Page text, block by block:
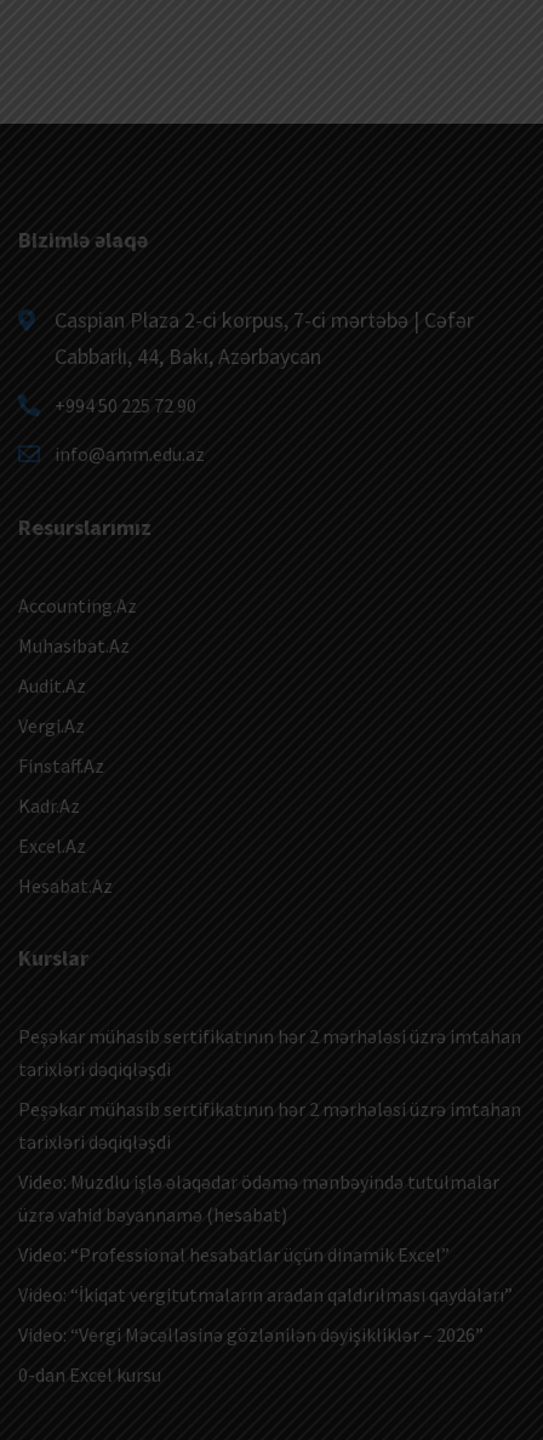
Bizimlə əlaqə
Caspian Plaza 2-ci korpus, 7-ci mərtəbə | Cəfər
Cabbarlı, 44, Bakı, Azərbaycan
+994 50 225 72 90
info@amm.edu.az
Resurslarımız
Accounting.Az
Muhasibat.Az
Audit.Az
Vergi.Az
Finstaff.Az
Kadr.Az
Excel.Az
Hesabat.Az
Kurslar
Peşəkar mühasib sertifikatının hər 2 mərhələsi üzrə imtahan
tarixləri dəqiqləşdi
Peşəkar mühasib sertifikatının hər 2 mərhələsi üzrə imtahan
tarixləri dəqiqləşdi
Video: Muzdlu işlə əlaqədar ödəmə mənbəyində tutulmalar
üzrə vahid bəyannamə (hesabat)
Video: “Professional hesabatlar üçün dinamik Excel”
Video: “İkiqat vergitutmaların aradan qaldırılması qaydaları”
Video: “Vergi Məcəlləsinə gözlənilən dəyişikliklər – 2026”
0-dan Excel kursu